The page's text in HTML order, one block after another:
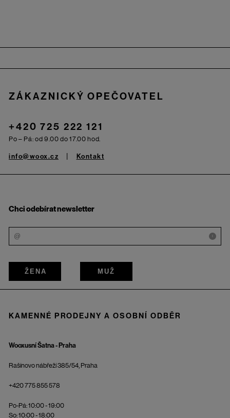
ZÁKAZNICKÝ OPEČOVATEL
+420 725 222 121
Po – Pá: od 9.00 do 17.00 hod.
info@woox.cz Kontakt
Chci odebírat newsletter
i
ŽENA MUŽ
KAMENNÉ PRODEJNY A OSOBNÍ ODBĚR
Wooxusní Šatna - Praha
Rašínovo nábřeží 385/54, Praha
+420 775 855 578
Po-Pá: 10:00 - 19:00
So: 10:00 - 18:00